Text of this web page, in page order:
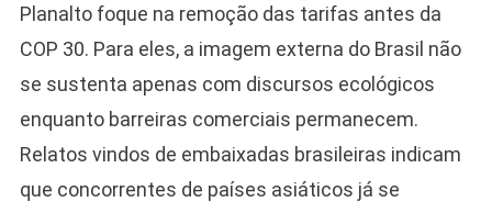
Planalto foque na remoção das tarifas antes da
COP 30. Para eles, a imagem externa do Brasil não
se sustenta apenas com discursos ecológicos
enquanto barreiras comerciais permanecem.
Relatos vindos de embaixadas brasileiras indicam
que concorrentes de países asiáticos já se